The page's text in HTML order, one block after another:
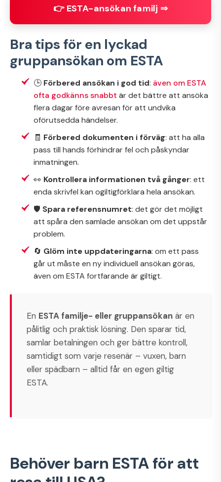
👉 ESTA-ansökan familj ⇒
Bra tips för en lyckad
gruppansökan om ESTA
🕒 Förbered ansökan i god tid: även om ESTA
ofta godkänns snabbt är det bättre att ansöka
flera dagar före avresan för att undvika
oförutsedda händelser.
🧾 Förbered dokumenten i förväg: att ha alla
pass till hands förhindrar fel och påskyndar
inmatningen.
👀 Kontrollera informationen två gånger: ett
enda skrivfel kan ogiltigförklara hela ansökan.
🛡️ Spara referensnumret: det gör det möjligt
att spåra den samlade ansökan om det uppstår
problem.
🔄 Glöm inte uppdateringarna: om ett pass
går ut måste en ny individuell ansökan göras,
även om ESTA fortfarande är giltigt.
En ESTA familje- eller gruppansökan är en
pålitlig och praktisk lösning. Den sparar tid,
samlar betalningen och ger bättre kontroll,
samtidigt som varje resenär – vuxen, barn
eller spädbarn – alltid får en egen giltig
ESTA.
Behöver barn ESTA för att